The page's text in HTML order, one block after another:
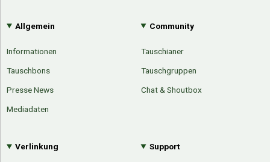
Allgemein
Informationen
Tauschbons
Presse News
Mediadaten
Community
Tauschianer
Tauschgruppen
Chat & Shoutbox
Verlinkung Support